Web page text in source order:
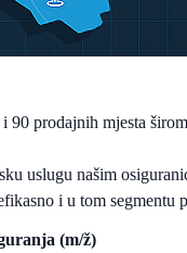
prodajnih mjesta
uslugu našim
i u tom
(m/ž)